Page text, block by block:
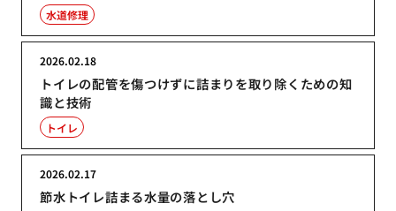
水道修理
トイレの配管を傷つけずに詰まりを取り除くための知
識と技術
2026.02.18
トイレ
節水トイレ詰まる水量の落とし穴
2026.02.17